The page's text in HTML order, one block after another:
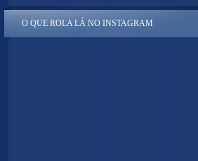
O QUE ROLA LÁ NO INSTAGRAM